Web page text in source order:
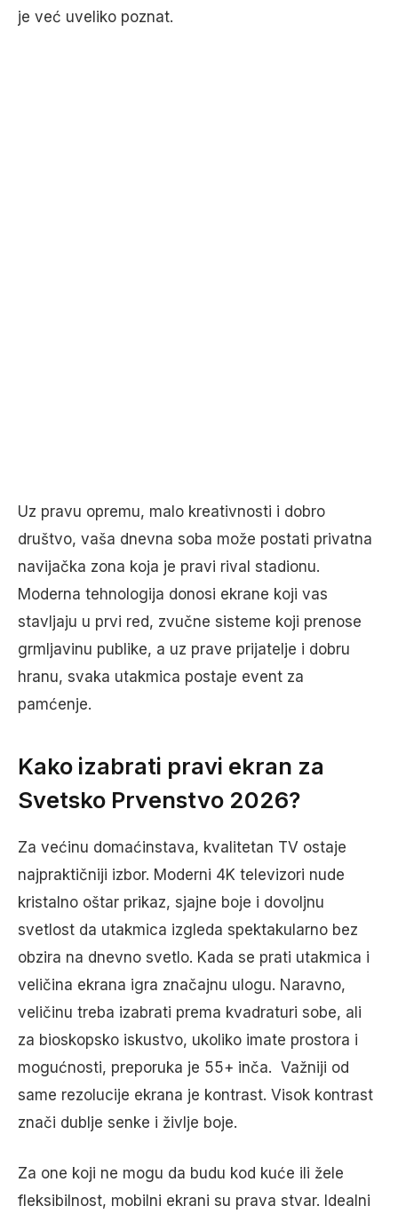
je već uveliko poznat.
Uz pravu opremu, malo kreativnosti i dobro
društvo, vaša dnevna soba može postati privatna
navijačka zona koja je pravi rival stadionu.
Moderna tehnologija donosi ekrane koji vas
stavljaju u prvi red, zvučne sisteme koji prenose
grmljavinu publike, a uz prave prijatelje i dobru
hranu, svaka utakmica postaje event za
pamćenje.
Kako izabrati pravi ekran za
Svetsko Prvenstvo 2026?
Za većinu domaćinstava, kvalitetan TV ostaje
najpraktičniji izbor. Moderni 4K televizori nude
kristalno oštar prikaz, sjajne boje i dovoljnu
svetlost da utakmica izgleda spektakularno bez
obzira na dnevno svetlo. Kada se prati utakmica i
veličina ekrana igra značajnu ulogu. Naravno,
veličinu treba izabrati prema kvadraturi sobe, ali
za bioskopsko iskustvo, ukoliko imate prostora i
mogućnosti, preporuka je 55+ inča. Važniji od
same rezolucije ekrana je kontrast. Visok kontrast
znači dublje senke i življe boje.
Za one koji ne mogu da budu kod kuće ili žele
fleksibilnost, mobilni ekrani su prava stvar. Idealni